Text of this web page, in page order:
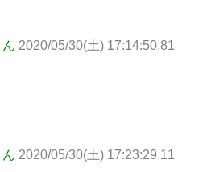
2020/05/30(土) 17:14:50.81
2020/05/30(土) 17:23:29.11